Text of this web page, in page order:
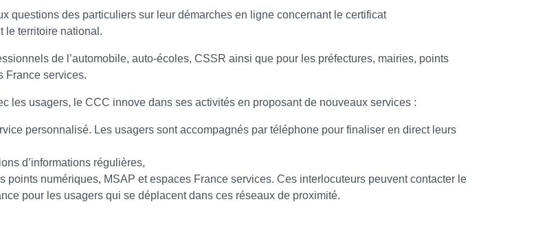
questions des particuliers sur leur démarches en ligne concernant le certificat
le territoire national.
de l’automobile, auto-écoles, CSSR ainsi que pour les préfectures, mairies, points
France services.
les usagers, le CCC innove dans ses activités en proposant de nouveaux services :
personnalisé. Les usagers sont accompagnés par téléphone pour finaliser en direct leurs
d’informations régulières,
points numériques, MSAP et espaces France services. Ces interlocuteurs peuvent contacter le
pour les usagers qui se déplacent dans ces réseaux de proximité.